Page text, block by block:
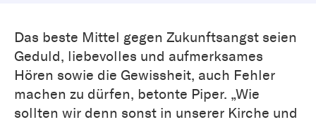
Das beste Mittel gegen Zukunftsangst seien
Geduld, liebevolles und aufmerksames
Hören sowie die Gewissheit, auch Fehler
machen zu dürfen, betonte Piper. „Wie
sollten wir denn sonst in unserer Kirche und